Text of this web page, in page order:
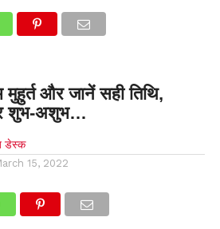
और जानें सही तिथि,
शुभ-अशुभ…
डेस्क
15, 2022